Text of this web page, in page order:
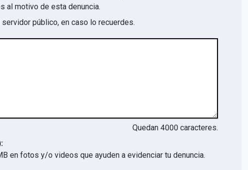
irregularidades pertenecientes al motivo de esta denuncia.
público, en caso lo recuerdes.
Quedan 4000 caracteres.
en fotos y/o videos que ayuden a evidenciar tu denuncia.